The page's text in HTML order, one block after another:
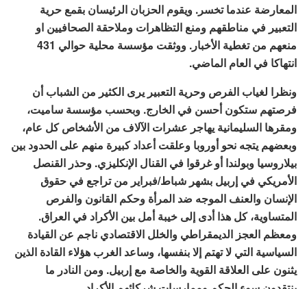
المعارضة عندما تخسر. ويقوم الحزبان الرئيسان بقمع حرية
التعبير في مناطقهم ومنع التظاهرات وملاحقة الصحافيين او
منعهم من تغطية الأخبار. ووثقت مؤسسة محلية حوالي 431
انتهاكا في العام الماضي.
ونظرا لغياب الفرص وحرية التعبير يرى الكثير من الشباب أن
فرصتهم ستكون أحسن في الخارج. وبحسب مؤسسة ساميت،
ومقرها السليمانية يهاجر عشرات الآلاف من الأشخاص كل عام،
وبعضهم يتجه نحو أوروبا وعلقت أعداد كبيرة منهم على الحدود بين
بيلاروسيا وبولندا أو غرقوا في القنال الإنكليزي. وحذر القنصل
الأمريكي في إربيل بشهر شباط/فبراير من تراجع في حقوق
الإنسان والعنف الموجه ضد المرأة وحكم القانون والفرص
المتساوية، كل هذا أدى إلى خيبة أمل بين الأكراد في العراق.
ومعظم العجز الديمقراطي والخلل الاقتصادي ناجم عن القيادة
السياسية التي لا تهتم إلا بنفسها، وساعد الغرب هؤلاء القادة الذين
يثنون على العلاقة القوية والخاصة مع إربيل. ومن النادر ما